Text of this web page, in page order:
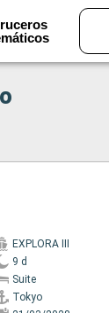
EXPLORA III
9 d
Suite
Tokyo